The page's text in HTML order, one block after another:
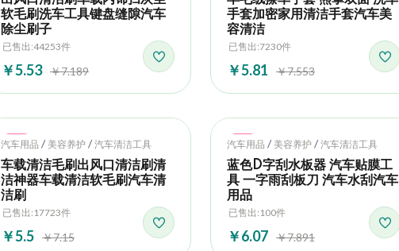
软毛刷洗车工具键盘缝隙汽车
除尘刷子
已售出:44253件
￥5.53 ￥7.189
手套加密家用清洁手套汽车美
容清洁
已售出:7230件
￥5.81 ￥7.553
Hot
汽车用品 / 美容养护 / 汽车清洁工具
车载清洁毛刷出风口清洁刷清
洁神器车载清洁软毛刷汽车清
洁刷
已售出:17723件
￥5.5 ￥7.15
Hot
汽车用品 / 美容养护 / 汽车清洁工具
蓝色D字刮水板器 汽车贴膜工
具 一字雨刮板刀 汽车水刮汽车
用品
已售出:100件
￥6.07 ￥7.891